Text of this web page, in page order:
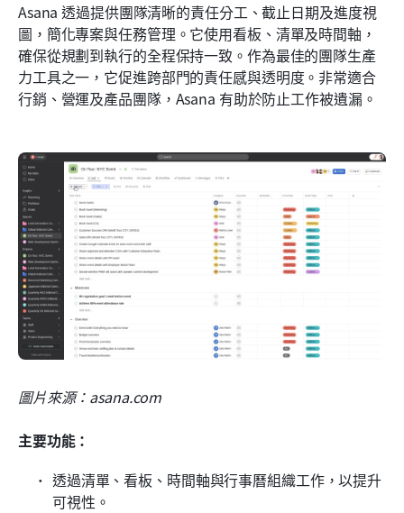
Asana 透過提供團隊清晰的責任分工、截止日期及進度視
圖，簡化專案與任務管理。它使用看板、清單及時間軸，
確保從規劃到執行的全程保持一致。作為最佳的團隊生產
力工具之一，它促進跨部門的責任感與透明度。非常適合
行銷、營運及產品團隊，Asana 有助於防止工作被遺漏。
圖片來源：asana.com
主要功能：
透過清單、看板、時間軸與行事曆組織工作，以提升
可視性。